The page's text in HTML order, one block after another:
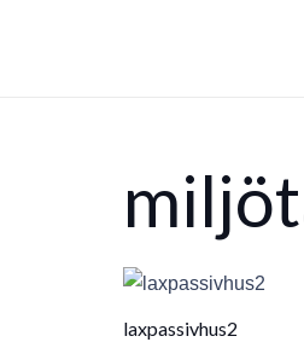
laxpassivhus2